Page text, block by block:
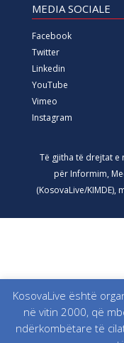
MEDIA SOCIALE
Facebook
Twitter
Linkedin
YouTube
Vimeo
Instagram
Të gjitha të drejtat e
për Informim,
(KosovaLive/KIMDE),
KosovaLive është
në vitin 2000, që
ndërkombëtare të